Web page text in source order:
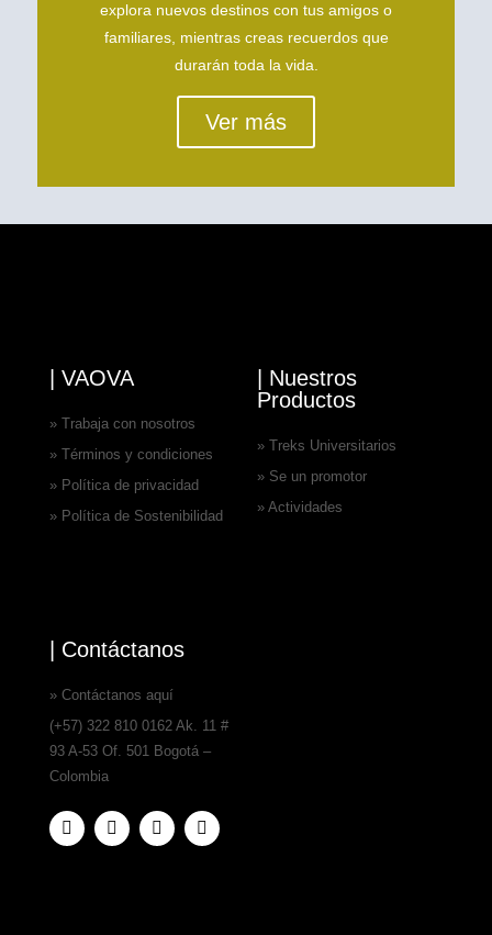
explora nuevos destinos con tus amigos o
familiares, mientras creas recuerdos que
durarán toda la vida.
Ver más
| VAOVA
» Trabaja con nosotros
» Términos y condiciones
» Política de privacidad
» Política de Sostenibilidad
| Nuestros
Productos
» Treks Universitarios
» Se un promotor
» Actividades
| Contáctanos
» Contáctanos aquí
(+57) 322 810 0162 Ak. 11 #
93 A-53 Of. 501 Bogotá –
Colombia